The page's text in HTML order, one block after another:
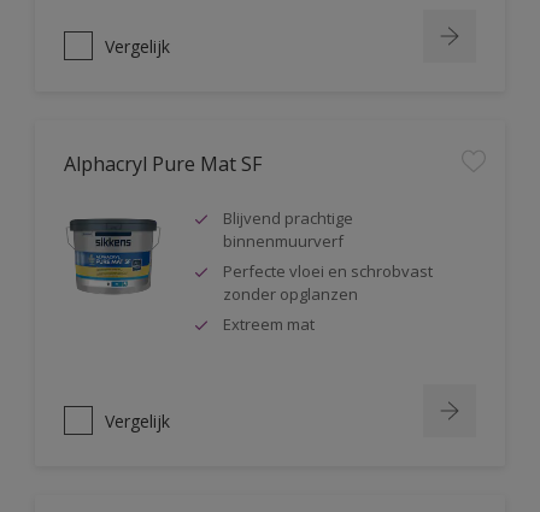
Vergelijk
Alphacryl Pure Mat SF
Blijvend prachtige
binnenmuurverf
Perfecte vloei en schrobvast
zonder opglanzen
Extreem mat
Vergelijk